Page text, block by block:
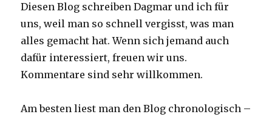
Diesen Blog schreiben Dagmar und ich für
uns, weil man so schnell vergisst, was man
alles gemacht hat. Wenn sich jemand auch
dafür interessiert, freuen wir uns.
Kommentare sind sehr willkommen.
Am besten liest man den Blog chronologisch –